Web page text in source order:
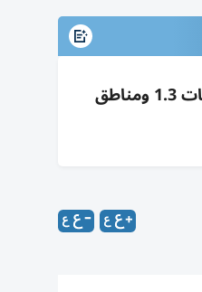
تصرفات عقارات دبي بأوائل أغسطس 12.1 مليار درهم عبر 3700 صفقة: مبيعات 5.8، رهون 5، هبات 1.3 ومناطق